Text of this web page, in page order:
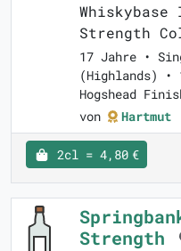
Whiskybase
Strength
17 Jahre •
(Highlands) •
Hogshead
von
Hartmut
2cl = 4,80 €
Strength